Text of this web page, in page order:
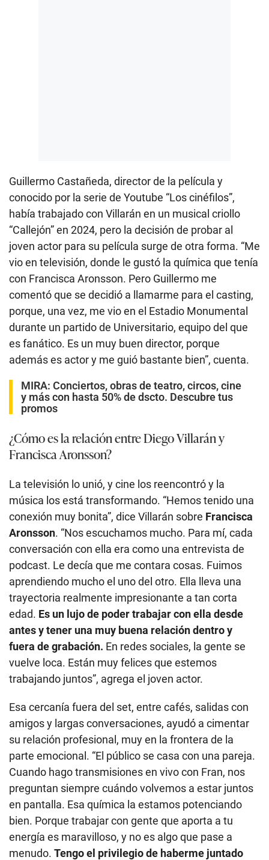
Guillermo Castañeda, director de la película y
conocido por la serie de Youtube “Los cinéfilos”,
había trabajado con Villarán en un musical criollo
“Callejón” en 2024, pero la decisión de probar al
joven actor para su película surge de otra forma. “Me
vio en televisión, donde le gustó la química que tenía
con Francisca Aronsson. Pero Guillermo me
comentó que se decidió a llamarme para el casting,
porque, una vez, me vio en el Estadio Monumental
durante un partido de Universitario, equipo del que
es fanático. Es un muy buen director, porque
además es actor y me guió bastante bien”, cuenta.
MIRA: Conciertos, obras de teatro, circos, cine
y más con hasta 50% de dscto. Descubre tus
promos
¿Cómo es la relación entre Diego Villarán y
Francisca Aronsson?
La televisión lo unió, y cine los reencontró y la
música los está transformando. “Hemos tenido una
conexión muy bonita”, dice Villarán sobre Francisca
Aronsson. “Nos escuchamos mucho. Para mí, cada
conversación con ella era como una entrevista de
podcast. Le decía que me contara cosas. Fuimos
aprendiendo mucho el uno del otro. Ella lleva una
trayectoria realmente impresionante a tan corta
edad. Es un lujo de poder trabajar con ella desde
antes y tener una muy buena relación dentro y
fuera de grabación. En redes sociales, la gente se
vuelve loca. Están muy felices que estemos
trabajando juntos”, agrega el joven actor.
Esa cercanía fuera del set, entre cafés, salidas con
amigos y largas conversaciones, ayudó a cimentar
su relación profesional, muy en la frontera de la
parte emocional. “El público se casa con una pareja.
Cuando hago transmisiones en vivo con Fran, nos
preguntan siempre cuándo volvemos a estar juntos
en pantalla. Esa química la estamos potenciando
bien. Porque trabajar con gente que aporta a tu
energía es maravilloso, y no es algo que pase a
menudo. Tengo el privilegio de haberme juntado